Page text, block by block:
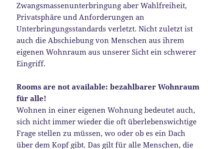
Zwangsmassenunterbringung aber Wahlfreiheit,
Privatsphäre und Anforderungen an
Unterbringungsstandards verletzt. Nicht zuletzt ist
auch die Abschiebung von Menschen aus ihrem
eigenen Wohnraum aus unserer Sicht ein schwerer
Eingriff.
Rooms are not available: bezahlbarer Wohnraum
für alle!
Wohnen in einer eigenen Wohnung bedeutet auch,
sich nicht immer wieder die oft überlebenswichtige
Frage stellen zu müssen, wo oder ob es ein Dach
über dem Kopf gibt. Das gilt für alle Menschen, die